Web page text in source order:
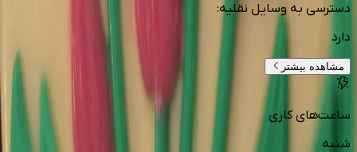
دسترسی به وسایل نقلیه:
دارد
مشاهده بیشتر
ساعت‌های کاری
شنبه